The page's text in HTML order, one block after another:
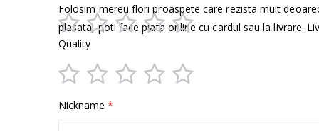
Folosim mereu flori proaspete care rezista mult
plasata, poti face plata online cu cardul sau la livrare.
star
stars
stars
stars
stars
1
2
3
4
5
Quality
star
stars
stars
stars
stars
Nickname